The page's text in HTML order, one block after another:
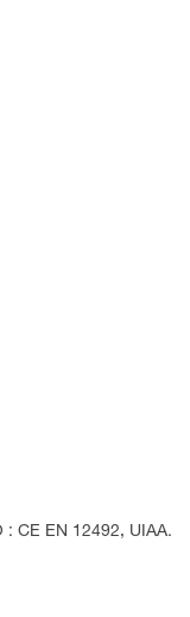
: CE EN 12492, UIAA.